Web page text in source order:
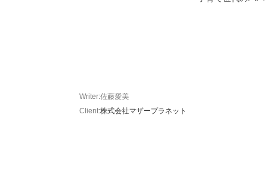
Writer:佐藤愛美
Client:株式会社マザープラネット